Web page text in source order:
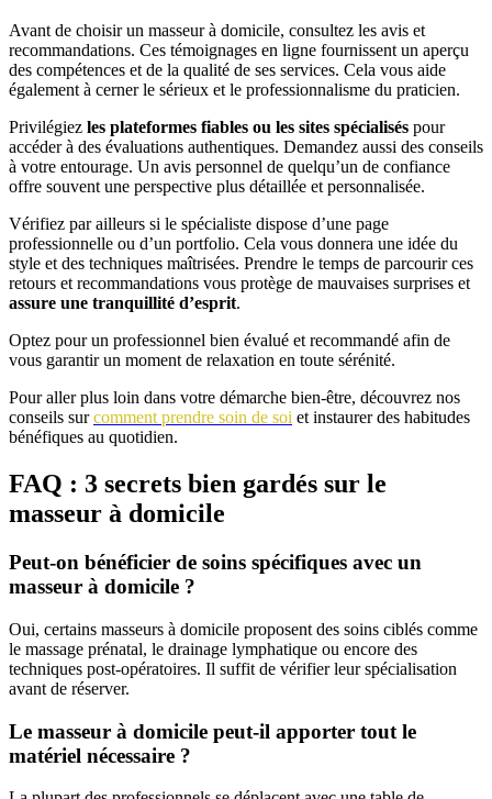
Avant de choisir un masseur à domicile, consultez les avis et
recommandations. Ces témoignages en ligne fournissent un aperçu
des compétences et de la qualité de ses services. Cela vous aide
également à cerner le sérieux et le professionnalisme du praticien.
Privilégiez les plateformes fiables ou les sites spécialisés pour
accéder à des évaluations authentiques. Demandez aussi des conseils
à votre entourage. Un avis personnel de quelqu’un de confiance
offre souvent une perspective plus détaillée et personnalisée.
Vérifiez par ailleurs si le spécialiste dispose d’une page
professionnelle ou d’un portfolio. Cela vous donnera une idée du
style et des techniques maîtrisées. Prendre le temps de parcourir ces
retours et recommandations vous protège de mauvaises surprises et
assure une tranquillité d’esprit.
Optez pour un professionnel bien évalué et recommandé afin de
vous garantir un moment de relaxation en toute sérénité.
Pour aller plus loin dans votre démarche bien-être, découvrez nos
conseils surcomment prendre soin de soi et instaurer des habitudes
bénéfiques au quotidien.
FAQ : 3 secrets bien gardés sur le
masseur à domicile
Peut-on bénéficier de soins spécifiques avec un
masseur à domicile ?
Oui, certains masseurs à domicile proposent des soins ciblés comme
le massage prénatal, le drainage lymphatique ou encore des
techniques post-opératoires. Il suffit de vérifier leur spécialisation
avant de réserver.
Le masseur à domicile peut-il apporter tout le
matériel nécessaire ?